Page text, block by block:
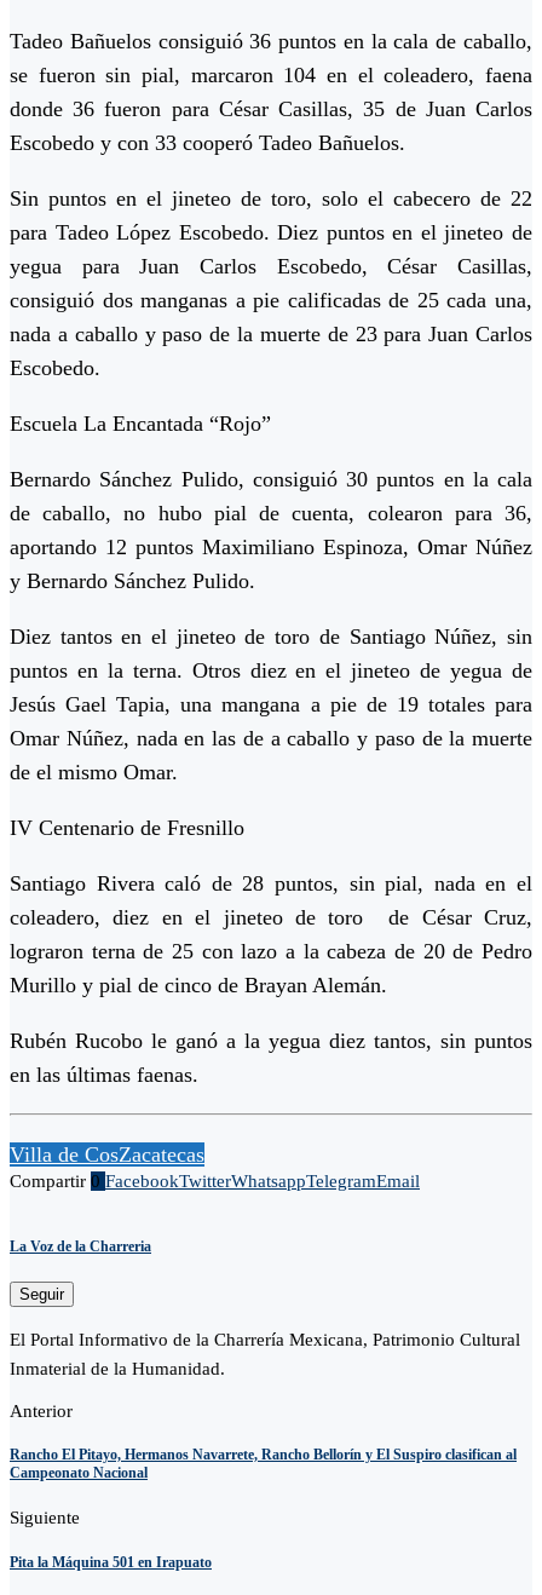
Tadeo Bañuelos consiguió 36 puntos en la cala de caballo,
se fueron sin pial, marcaron 104 en el coleadero, faena
donde 36 fueron para César Casillas, 35 de Juan Carlos
Escobedo y con 33 cooperó Tadeo Bañuelos.
Sin puntos en el jineteo de toro, solo el cabecero de 22
para Tadeo López Escobedo. Diez puntos en el jineteo de
yegua para Juan Carlos Escobedo, César Casillas,
consiguió dos manganas a pie calificadas de 25 cada una,
nada a caballo y paso de la muerte de 23 para Juan Carlos
Escobedo.
Escuela La Encantada “Rojo”
Bernardo Sánchez Pulido, consiguió 30 puntos en la cala
de caballo, no hubo pial de cuenta, colearon para 36,
aportando 12 puntos Maximiliano Espinoza, Omar Núñez
y Bernardo Sánchez Pulido.
Diez tantos en el jineteo de toro de Santiago Núñez, sin
puntos en la terna. Otros diez en el jineteo de yegua de
Jesús Gael Tapia, una mangana a pie de 19 totales para
Omar Núñez, nada en las de a caballo y paso de la muerte
de el mismo Omar.
IV Centenario de Fresnillo
Santiago Rivera caló de 28 puntos, sin pial, nada en el
coleadero, diez en el jineteo de toro de César Cruz,
lograron terna de 25 con lazo a la cabeza de 20 de Pedro
Murillo y pial de cinco de Brayan Alemán.
Rubén Rucobo le ganó a la yegua diez tantos, sin puntos
en las últimas faenas.
Villa de CosZacatecas
Compartir 0 FacebookTwitterWhatsappTelegramEmail
La Voz de la Charreria
Seguir
El Portal Informativo de la Charrería Mexicana, Patrimonio Cultural
Inmaterial de la Humanidad.
Anterior
Rancho El Pitayo, Hermanos Navarrete, Rancho Bellorín y El Suspiro clasifican al
Campeonato Nacional
Siguiente
Pita la Máquina 501 en Irapuato